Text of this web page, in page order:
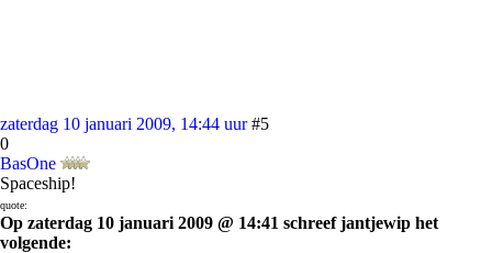
zaterdag 10 januari 2009, 14:44 uur #5
0
BasOne
Spaceship!
quote:
Op zaterdag 10 januari 2009 @ 14:41 schreef jantjewip het
volgende: